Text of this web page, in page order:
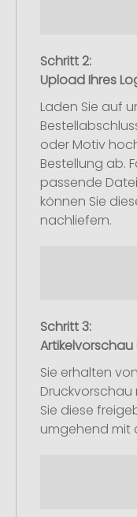
Schritt 2:
Upload Ihres
Laden Sie auf
oder Motiv
Bestellung ab.
passende
können Sie
nachliefern.
Schritt 3:
Sie erhalten
Druckvorschau
Sie diese
umgehend mit